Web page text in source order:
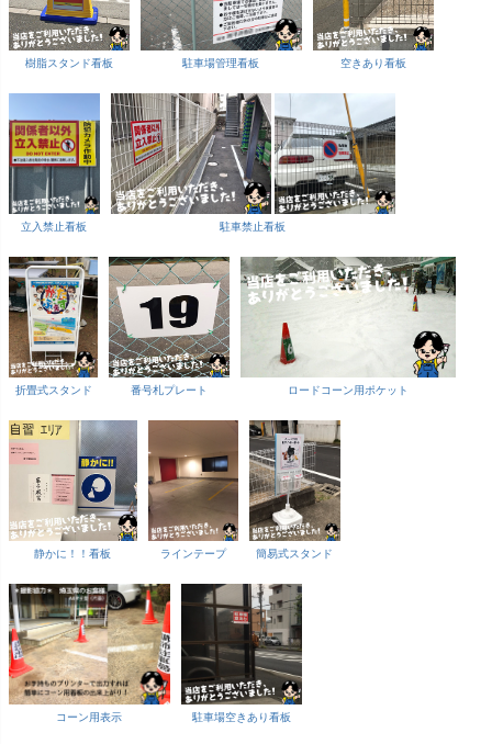
樹脂スタンド看板 駐車場管理看板 空きあり看板
立入禁止看板 駐車禁止看板
折畳式スタンド 番号札プレート ロードコーン用ポケット
静かに！！看板 ラインテープ 簡易式スタンド
コーン用表示 駐車場空きあり看板